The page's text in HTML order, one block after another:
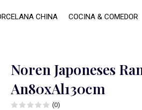
CHINA COCINA & COMEDOR
Noren Japoneses
An80xAl130cm
(0)